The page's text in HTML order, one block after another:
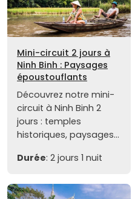
Mini-circuit 2 jours à
Ninh Binh : Paysages
époustouflants
Découvrez notre mini-
circuit à Ninh Binh 2
jours : temples
historiques, paysages...
Durée: 2 jours 1 nuit